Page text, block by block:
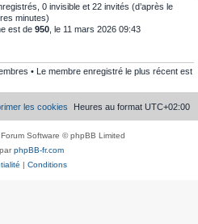
0 invisible et 22 invités (d’après le
minutes)
est de 950 , le 11 mars 2026 09:43
• Le membre enregistré le plus récent est
Heures au format UTC+02:00
les cookies
Software © phpBB Limited
phpBB-fr.com
| Conditions